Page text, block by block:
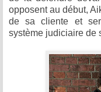
opposent au début,
de sa cliente et
système judiciaire de